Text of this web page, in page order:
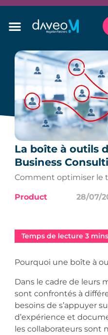
La boîte à outils
Business
Comment optimiser le
Product 28/07/
Pourquoi une boîte à
Dans le cadre de leurs
sont confrontés à
besoins de s’appuyer
d’expérience et
les collaborateurs sont